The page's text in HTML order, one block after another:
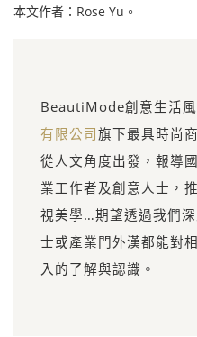
本文作者：Rose Yu。
BeautiMode創意生活
有限公司旗下最具時尚
從人文角度出發，報導
業工作者及創意人士，
視美學…期望透過我們
士或產業門外漢都能對
入的了解與認識。